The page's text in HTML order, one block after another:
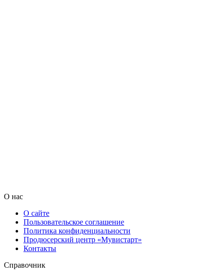
О нас
О сайте
Пользовательское соглашение
Политика конфиденциальности
Продюсерский центр «Мувистарт»
Контакты
Справочник